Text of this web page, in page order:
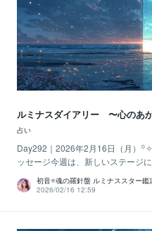
ルミナスダイアリー 〜心のあ
占い
Day292｜2026年2月16日（月）
ッセージ今週は、新しいステージ
初音⭐️魂の羅針盤 ルミナススター鑑
2026/02/16 12:59